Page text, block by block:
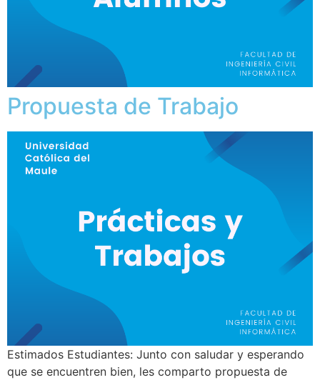
Propuesta de Trabajo
Estimados Estudiantes: Junto con saludar y esperando
que se encuentren bien, les comparto propuesta de